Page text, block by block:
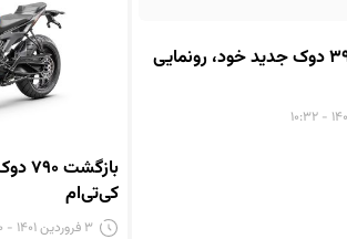
کی‌تی‌ام از ۳۹۰ دوک جدید خود، رونمایی
کی‌تی‌ام
۳ فروردین ۱۴۰۱ - ۱۰:۳۰